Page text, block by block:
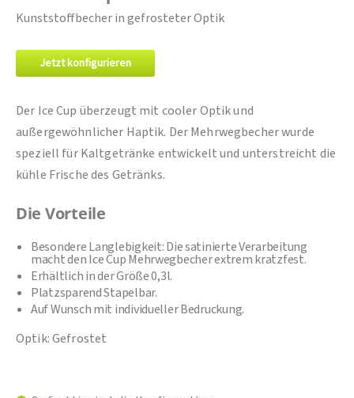
Kunststoffbecher in gefrosteter Optik
Jetzt konfigurieren
Der Ice Cup überzeugt mit cooler Optik und
außergewöhnlicher Haptik. Der Mehrwegbecher wurde
speziell für Kaltgetränke entwickelt und unterstreicht die
kühle Frische des Getränks.
Die Vorteile
Besondere Langlebigkeit: Die satinierte Verarbeitung
macht den Ice Cup Mehrwegbecher extrem kratzfest.
Erhältlich in der Größe 0,3l.
Platzsparend Stapelbar.
Auf Wunsch mit individueller Bedruckung.
Optik: Gefrostet